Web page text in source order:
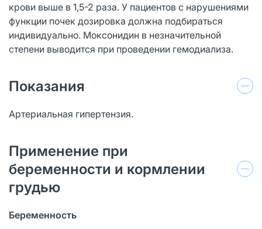
крови выше в 1,5-2 раза. У пациентов с нарушениями
функции почек дозировка должна подбираться
индивидуально. Моксонидин в незначительной
степени выводится при проведении гемодиализа.
Показания
Артериальная гипертензия.
Применение при
беременности и кормлении
грудью
Беременность